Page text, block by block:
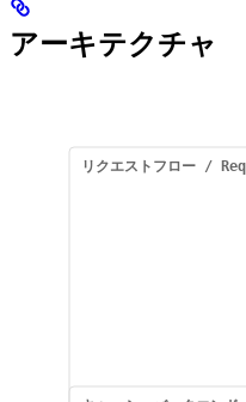
アーキテクチャ